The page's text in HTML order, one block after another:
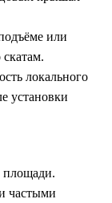
или
локального
установки
площади.
частыми